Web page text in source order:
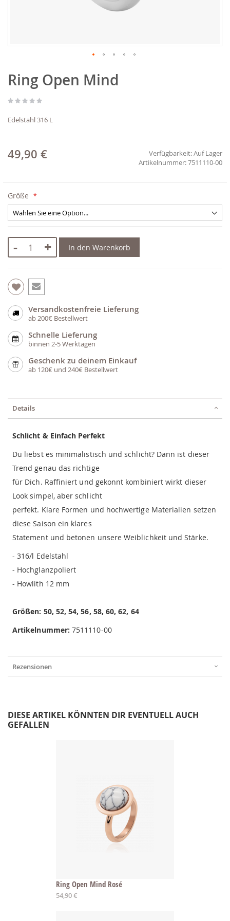
Anfang
der
springen
Ring Open Mind
Edelstahl 316 L
49,90 € Verfügbarkeit:Auf Lager
7511110-00
Größe
- + In den Warenkorb
Versandkostenfreie Lieferung
ab 200€ Bestellwert
Schnelle Lieferung
binnen 2-5 Werktagen
Geschenk zu deinem Einkauf
ab 120€ und 240€ Bestellwert
Details
Schlicht & Einfach Perfekt
Du liebst es minimalistisch und schlicht? Dann ist dieser
Trend genau das richtige
für Dich. Raffiniert und gekonnt kombiniert wirkt dieser
Look simpel, aber schlicht
perfekt. Klare Formen und hochwertige Materialien setzen
diese Saison ein klares
Statement und betonen unsere Weiblichkeit und Stärke.
- 316/l Edelstahl
- Hochglanzpoliert
- Howlith 12 mm
Größen: 50, 52, 54, 56, 58, 60, 62, 64
Artikelnummer: 7511110-00
Rezensionen
DIESE ARTIKEL KÖNNTEN DIR EVENTUELL AUCH
GEFALLEN
Ring Open Mind Rosé
54,90 €